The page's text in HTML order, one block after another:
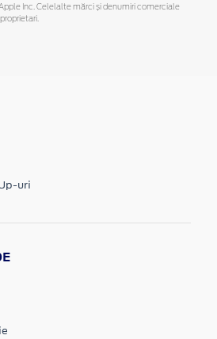
Inc. Celelalte mărci și denumiri comerciale
uri